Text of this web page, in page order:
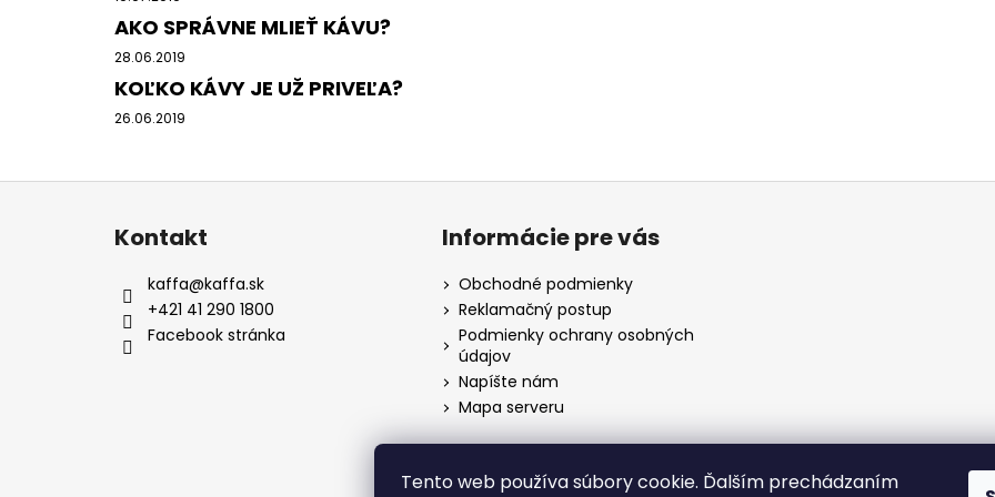
Tento web používa súbory cookie. Ďalším prechádzaním
AKO SPRÁVNE MLIEŤ KÁVU?
28.06.2019
KOĽKO KÁVY JE UŽ PRIVEĽA?
26.06.2019
Kontakt
kaffa@kaffa.sk
+421 41 290 1800
Facebook stránka
Informácie pre vás
Obchodné podmienky
Reklamačný postup
Podmienky ochrany osobných
údajov
Napíšte nám
Mapa serveru